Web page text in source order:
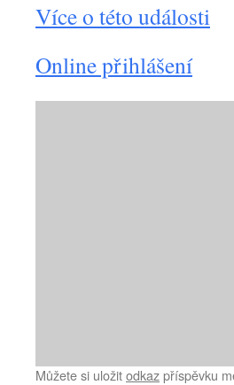
Více o této události
Online přihlášení
Můžete si uložitodkazpříspěvku